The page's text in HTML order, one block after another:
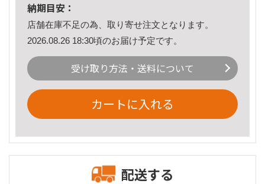
納期目安：
店舗在庫不足の為、取り寄せ注文となります。
2026.08.26 18:30頃のお届け予定です。
受け取り方法・送料について
カートに入れる
配送する